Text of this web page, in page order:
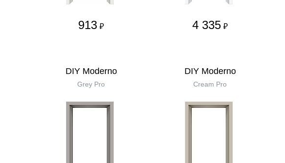
913 ₽ 4 335 ₽
DIY Moderno
Grey Pro
DIY Moderno
Cream Pro